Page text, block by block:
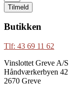
Tilmeld
Butikken
Tlf: 43 69 11 62
Vinslottet Greve A/S
Håndværkerbyen 42
2670 Greve